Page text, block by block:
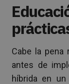
Cabe la pena
antes de
híbrida en